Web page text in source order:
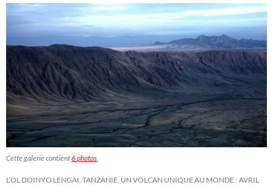
Cette galerie contient6 photos
L’OL DOINYO LENGAI, TANZANIE, UN VOLCAN UNIQUE AU MONDE AVRIL